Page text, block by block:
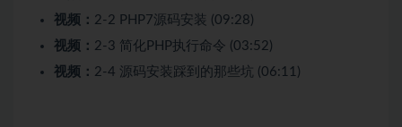
视频： 2-2 PHP7源码安装 (09:28)
视频： 2-3 简化PHP执行命令 (03:52)
视频： 2-4 源码安装踩到的那些坑 (06:11)